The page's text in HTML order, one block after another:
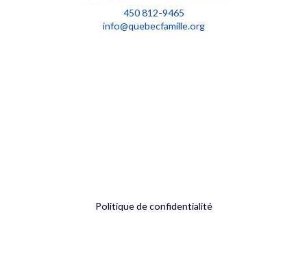
450 812-9465
info@quebecfamille.org
Politique de confidentialité